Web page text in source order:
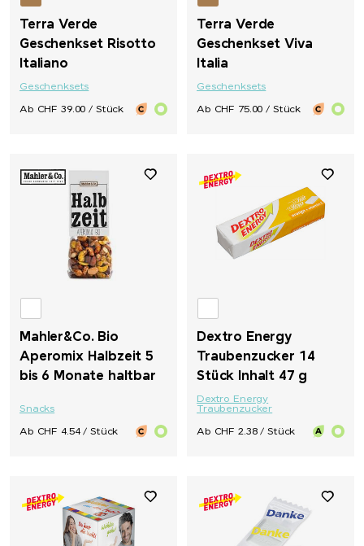
Terra Verde
Geschenkset Risotto
Italiano
Geschenksets
Ab CHF 39.00 / Stück
Terra Verde
Geschenkset Viva
Italia
Geschenksets
Ab CHF 75.00 / Stück
Mahler&Co. Bio
Aperomix Halbzeit 5
bis 6 Monate haltbar
Snacks
Ab CHF 4.54 / Stück
Dextro Energy
Traubenzucker 14
Stück Inhalt 47 g
Dextro Energy
Traubenzucker
Ab CHF 2.38 / Stück